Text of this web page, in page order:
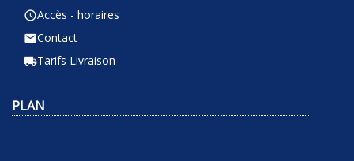
query_builderAccès - horaires
emailContact
local_shippingTarifs Livraison
PLAN